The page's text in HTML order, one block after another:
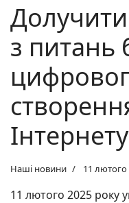
з питань
Інтернету
Наші новини 11 лютого
11 лютого 2025 року